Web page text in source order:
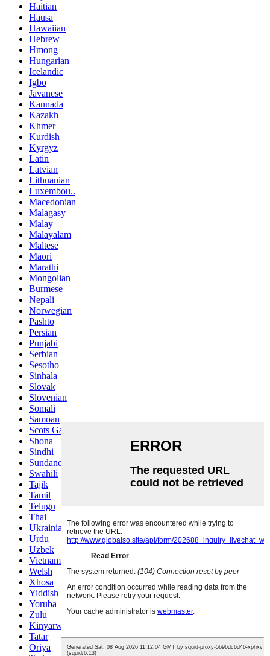
Haitian
Hausa
Hawaiian
Hebrew
Hmong
Hungarian
Icelandic
Igbo
Javanese
Kannada
Kazakh
Khmer
Kurdish
Kyrgyz
Latin
Latvian
Lithuanian
Luxembou..
Macedonian
Malagasy
Malay
Malayalam
Maltese
Maori
Marathi
Mongolian
Burmese
Nepali
Norwegian
Pashto
Persian
Punjabi
Serbian
Sesotho
Sinhala
Slovak
Slovenian
Somali
Samoan
Scots Gaelic
Shona
Sindhi
Sundanese
Swahili
Tajik
Tamil
Telugu
Thai
Ukrainian
Urdu
Uzbek
Vietnamese
Welsh
Xhosa
Yiddish
Yoruba
Zulu
Kinyarwanda
Tatar
Oriya